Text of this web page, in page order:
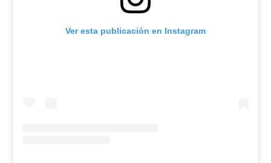
Ver esta publicación en Instagram